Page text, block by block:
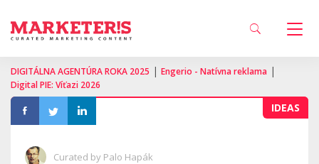
DIGITÁLNA AGENTÚRA ROKA 2025 | Engerio - Natívna reklama |
Digital PIE: Víťazi 2026
IDEAS
Curated by Palo Hapák